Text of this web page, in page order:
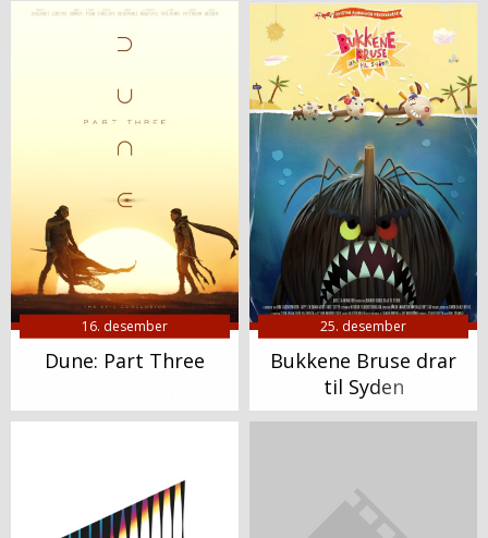
16. desember
Dune: Part Three
25. desember
Bukkene Bruse drar
til Syden